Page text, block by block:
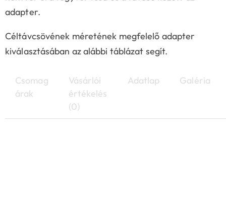
adapter.
Céltávcsövének méretének megfelelő adapter
kiválasztásában az alábbi táblázat segít.
Csomag
árak
Vásárlói
értékelés
(0)
Adatlap Galéria